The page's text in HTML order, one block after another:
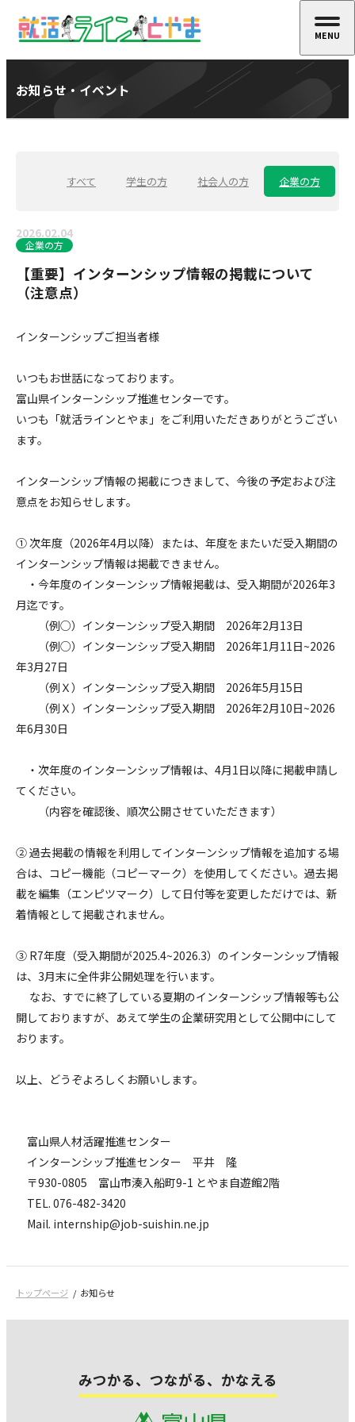
お知らせ・イベント
すべて 学生の方 社会人の方 企業の方
2026.02.04
企業の方
【重要】インターンシップ情報の掲載について
（注意点）
インターンシップご担当者様
いつもお世話になっております。
富山県インターンシップ推進センターです。
いつも「就活ラインとやま」をご利用いただきありがとうござい
ます。
インターンシップ情報の掲載につきまして、今後の予定および注
意点をお知らせします。
① 次年度（2026年4月以降）または、年度をまたいだ受入期間の
インターンシップ情報は掲載できません。
・今年度のインターンシップ情報掲載は、受入期間が2026年3
月迄です。
（例○）インターンシップ受入期間 2026年2月13日
（例○）インターンシップ受入期間 2026年1月11日~2026
年3月27日
（例Ｘ）インターンシップ受入期間 2026年5月15日
（例Ｘ）インターンシップ受入期間 2026年2月10日~2026
年6月30日
・次年度のインターンシップ情報は、4月1日以降に掲載申請し
てください。
（内容を確認後、順次公開させていただきます）
② 過去掲載の情報を利用してインターンシップ情報を追加する場
合は、コピー機能（コピーマーク）を使用してください。過去掲
載を編集（エンピツマーク）して日付等を変更しただけでは、新
着情報として掲載されません。
③ R7年度（受入期間が2025.4~2026.3）のインターンシップ情報
は、3月末に全件非公開処理を行います。
なお、すでに終了している夏期のインターンシップ情報等も公
開しておりますが、あえて学生の企業研究用として公開中にして
おります。
以上、どうぞよろしくお願いします。
富山県人材活躍推進センター
インターンシップ推進センター 平井 隆
〒930-0805 富山市湊入船町9-1 とやま自遊館2階
TEL. 076-482-3420
Mail. internship@job-suishin.ne.jp
トップページ お知らせ
みつかる、つながる、かなえる
MENU